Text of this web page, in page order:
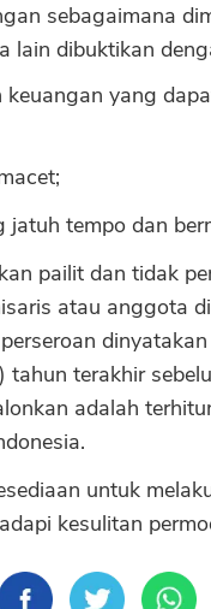
sebagaimana
lain dibuktikan
keuangan yang
tempo dan
pailit dan tidak
atau anggota
terakhir
adalah
untuk
kesulitan